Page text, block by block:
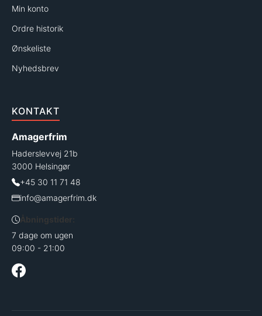
Min konto
Ordre historik
Ønskeliste
Nyhedsbrev
KONTAKT
Amagerfrim
Haderslevvej 21b
3000 Helsingør
+45 30 11 71 48
info@amagerfrim.dk
Åbningstider:
7 dage om ugen
09:00 - 21:00